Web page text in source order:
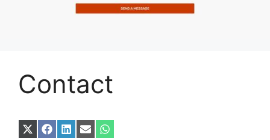
Contact
Compartir
Compartir
Compartir
Compartir
Compartir